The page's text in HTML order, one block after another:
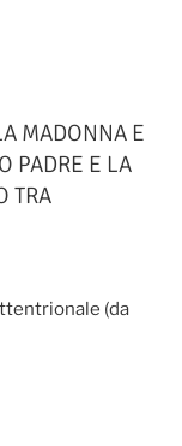
MADONNA E
PADRE E LA
TRA
(da